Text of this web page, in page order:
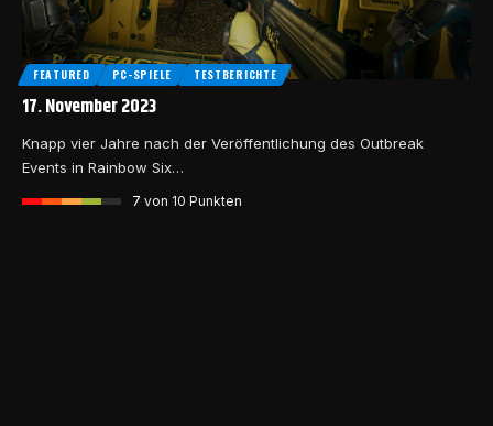
FEATURED PC-SPIELE TESTBERICHTE
17. November 2023
Knapp vier Jahre nach der Veröffentlichung des Outbreak
Events in Rainbow Six…
7 von 10 Punkten